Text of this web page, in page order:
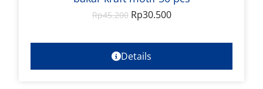
Rp45.200 Rp30.500
Details